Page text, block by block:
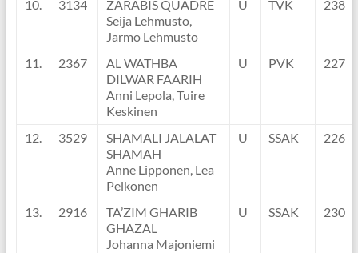
10. 3134
ZARABIS QUADRE
Seija Lehmusto,
Jarmo Lehmusto
U TVK 238
11. 2367
AL WATHBA
DILWAR FAARIH
Anni Lepola, Tuire
Keskinen
U PVK 227
12. 3529
SHAMALI JALALAT
SHAMAH
Anne Lipponen, Lea
Pelkonen
U SSAK 226
13. 2916
TA’ZIM GHARIB
GHAZAL
Johanna Majoniemi
U SSAK 230